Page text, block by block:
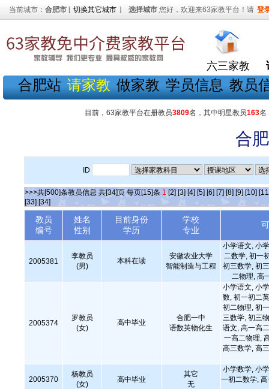
当前城市： 合肥市 [ 切换其它城市 ] 选择城市 您好，欢迎来63家教平台！请 登
六三家教
合肥站 请家教 做家教 学员信息 教员
目前，63家教平台在册教员3809名，其中明星教员163名
合
ID
>>>共[500]条教员信息 共[34]页 每页[15]条 1 [2] [3] [4] [5] [6] [7] [8] [9] [10]
[33] [34]
教员
编号
姓名
性别
目前身份
学历
学校
专业
2005381
李教员
(男)
本科在读
安徽农业大学
智能制造与工程
小学语文, 小
二数学, 初一
初三数学, 初
二物理, 高
2005374
罗教员
(女)
高中毕业
合肥一中
语数英物化生
小学语文, 小
数, 初一初二
初二物理, 初
三数学, 初三
语文, 高一高
一高二物理,
高三数学, 高
2005370
杨教员
(女)
高中毕业
其它
无
小学数学, 小
一初二数学,